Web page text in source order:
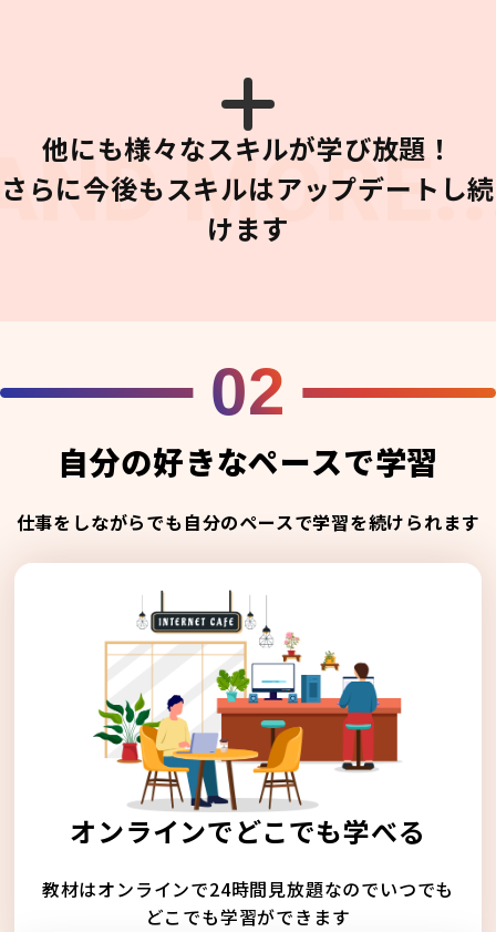
他にも様々なスキルが学び放題！
さらに今後もスキルはアップデートし続
けます
02
自分の好きなペースで学習
仕事をしながらでも自分のペースで学習を続けられます
オンラインでどこでも学べる
教材はオンラインで24時間見放題なのでいつでも
どこでも学習ができます